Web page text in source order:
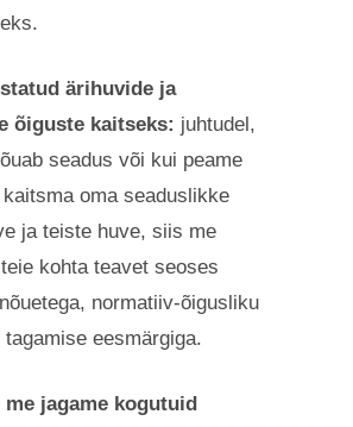
ärihuvide ja
õiguste kaitseks: juhtudel,
seadus või kui peame
oma seaduslikke
ja teiste huve, siis me
kohta teavet seoses
normatiiv-õigusliku
eesmärgiga.
me jagame kogutuid